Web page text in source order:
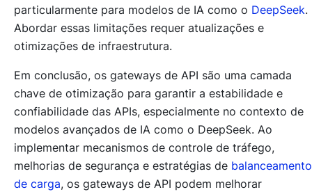
particularmente para modelos de IA como o DeepSeek.
Abordar essas limitações requer atualizações e
otimizações de infraestrutura.
Em conclusão, os gateways de API são uma camada
chave de otimização para garantir a estabilidade e
confiabilidade das APIs, especialmente no contexto de
modelos avançados de IA como o DeepSeek. Ao
implementar mecanismos de controle de tráfego,
melhorias de segurança e estratégias de balanceamento
de carga, os gateways de API podem melhorar